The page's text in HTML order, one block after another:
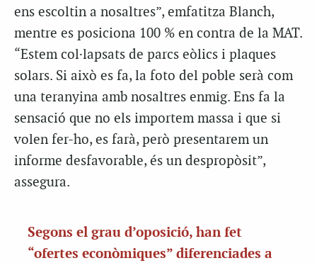
ens escoltin a nosaltres”, emfatitza Blanch,
mentre es posiciona 100 % en contra de la MAT.
“Estem col·lapsats de parcs eòlics i plaques
solars. Si això es fa, la foto del poble serà com
una teranyina amb nosaltres enmig. Ens fa la
sensació que no els importem massa i que si
volen fer-ho, es farà, però presentarem un
informe desfavorable, és un despropòsit”,
assegura.
Segons el grau d’oposició, han fet
“ofertes econòmiques” diferenciades a